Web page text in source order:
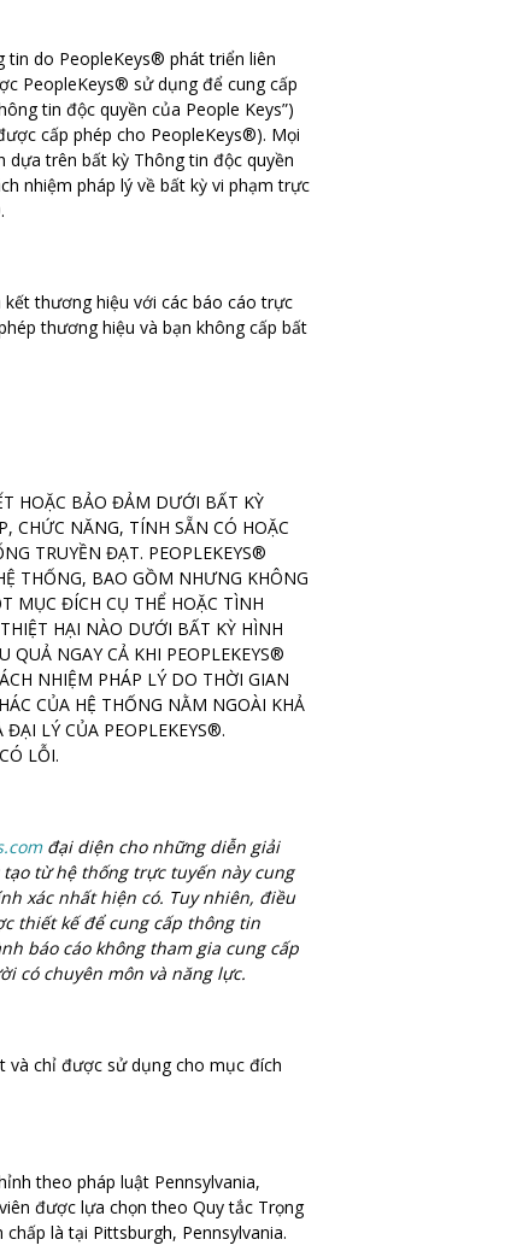
tin do PeopleKeys® phát triển liên
PeopleKeys® sử dụng để cung cấp
tin độc quyền của People Keys”)
cấp phép cho PeopleKeys®). Mọi
dựa trên bất kỳ Thông tin độc quyền
nhiệm pháp lý về bất kỳ vi phạm trực
thương hiệu với các báo cáo trực
thương hiệu và bạn không cấp bất
HOẶC BẢO ĐẢM DƯỚI BẤT KỲ
CHỨC NĂNG, TÍNH SẴN CÓ HOẶC
TRUYỀN ĐẠT. PEOPLEKEYS®
THỐNG, BAO GỒM NHƯNG KHÔNG
MỤC ĐÍCH CỤ THỂ HOẶC TÌNH
HẠI NÀO DƯỚI BẤT KỲ HÌNH
NGAY CẢ KHI PEOPLEKEYS®
NHIỆM PHÁP LÝ DO THỜI GIAN
CỦA HỆ THỐNG NẰM NGOÀI KHẢ
LÝ CỦA PEOPLEKEYS®.
LỖI.
đại diện cho những diễn giải
tạo từ hệ thống trực tuyến này cung
xác nhất hiện có. Tuy nhiên, điều
thiết kế để cung cấp thông tin
báo cáo không tham gia cung cấp
có chuyên môn và năng lực.
và chỉ được sử dụng cho mục đích
theo pháp luật Pennsylvania,
được lựa chọn theo Quy tắc Trọng
là tại Pittsburgh, Pennsylvania.